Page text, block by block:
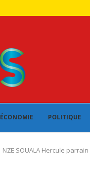
ÉCONOMIE POLITIQUE
NZE SOUALA Hercule